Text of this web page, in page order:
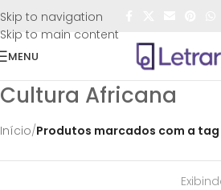
Skip to navigation
Skip to main content
FRETE GRÁTIS
MENU
Cultura Africana
Início/Produtos marcados com a